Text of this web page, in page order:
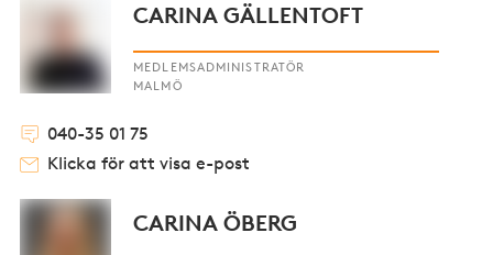
CARINA GÄLLENTOFT
MEDLEMSADMINISTRATÖR
MALMÖ
040-35 01 75
Klicka för att visa e-post
CARINA ÖBERG